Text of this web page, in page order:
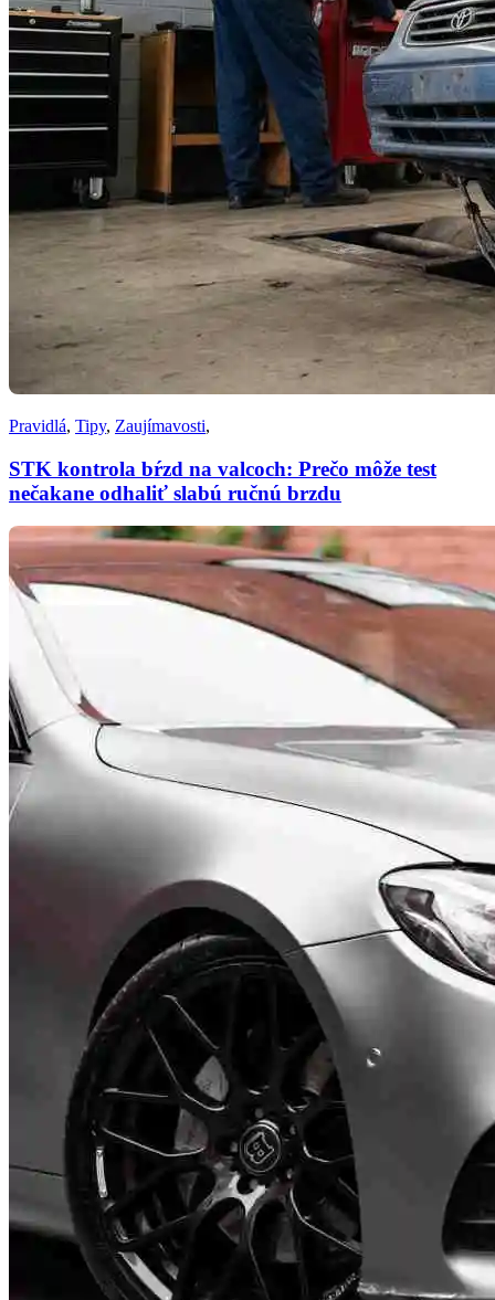
Pravidlá, Tipy, Zaujímavosti,
STK kontrola bŕzd na valcoch: Prečo môže test
nečakane odhaliť slabú ručnú brzdu